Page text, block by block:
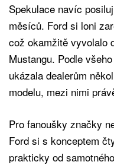
Spekulace navíc
měsíců. Ford si loni
což okamžitě vyvolalo
Mustangu. Podle
ukázala dealerům
modelu, mezi nimi
Pro fanoušky značky
Ford si s konceptem
prakticky od